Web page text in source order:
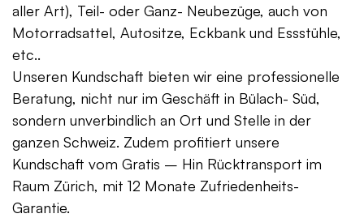
aller Art), Teil- oder Ganz- Neubezüge, auch von
Motorradsattel, Autositze, Eckbank und Essstühle,
etc..
Unseren Kundschaft bieten wir eine professionelle
Beratung, nicht nur im Geschäft in Bülach- Süd,
sondern unverbindlich an Ort und Stelle in der
ganzen Schweiz. Zudem profitiert unsere
Kundschaft vom Gratis – Hin Rücktransport im
Raum Zürich, mit 12 Monate Zufriedenheits-
Garantie.